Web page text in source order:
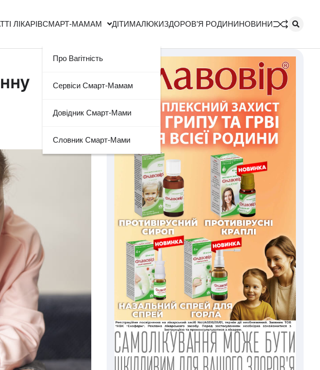
ЛІКАРІВСМАРТ-МАМАМ
Про Вагітність
Сервіси Смарт-Мамам
Довідник Смарт-Мами
Словник Смарт-Мами
ДІТИМАЛЮКИЗДОРОВ’Я РОДИНИНОВИНИ